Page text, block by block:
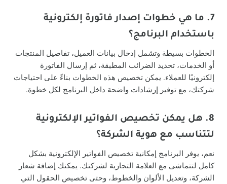
7. ما هي خطوات إصدار فاتورة إلكترونية
باستخدام البرنامج؟
الخطوات بسيطة وتشمل إدخال بيانات العميل، تفاصيل المنتجات
أو الخدمات، تحديد الضرائب المطبقة، ثم إرسال الفاتورة
إلكترونيًا للعملاء. يمكن تخصيص هذه الخطوات بناءً على احتياجات
شركتك، مع توفير إرشادات واضحة داخل البرنامج لكل خطوة.
8. هل يمكن تخصيص الفواتير الإلكترونية
لتتناسب مع هوية الشركة؟
نعم، يوفر البرنامج إمكانية تخصيص الفواتير الإلكترونية بشكل
كامل لتتماشى مع العلامة التجارية لشركتك. يمكنك إضافة شعار
الشركة، وتعديل الألوان والخطوط، وحتى تخصيص الحقول التي